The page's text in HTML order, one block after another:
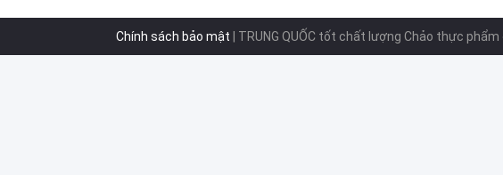
Chính sách bảo mật | TRUNG QUỐC tốt chất lượng Chảo thực